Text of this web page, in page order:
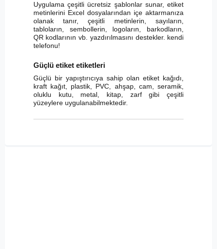
Uygulama çeşitli ücretsiz şablonlar sunar, etiket
metinlerini Excel dosyalarından içe aktarmanıza
olanak tanır, çeşitli metinlerin, sayıların,
tabloların, sembollerin, logoların, barkodların,
QR kodlarının vb. yazdırılmasını destekler. kendi
telefonu!
Güçlü etiket etiketleri
Güçlü bir yapıştırıcıya sahip olan etiket kağıdı,
kraft kağıt, plastik, PVC, ahşap, cam, seramik,
oluklu kutu, metal, kitap, zarf gibi çeşitli
yüzeylere uygulanabilmektedir.